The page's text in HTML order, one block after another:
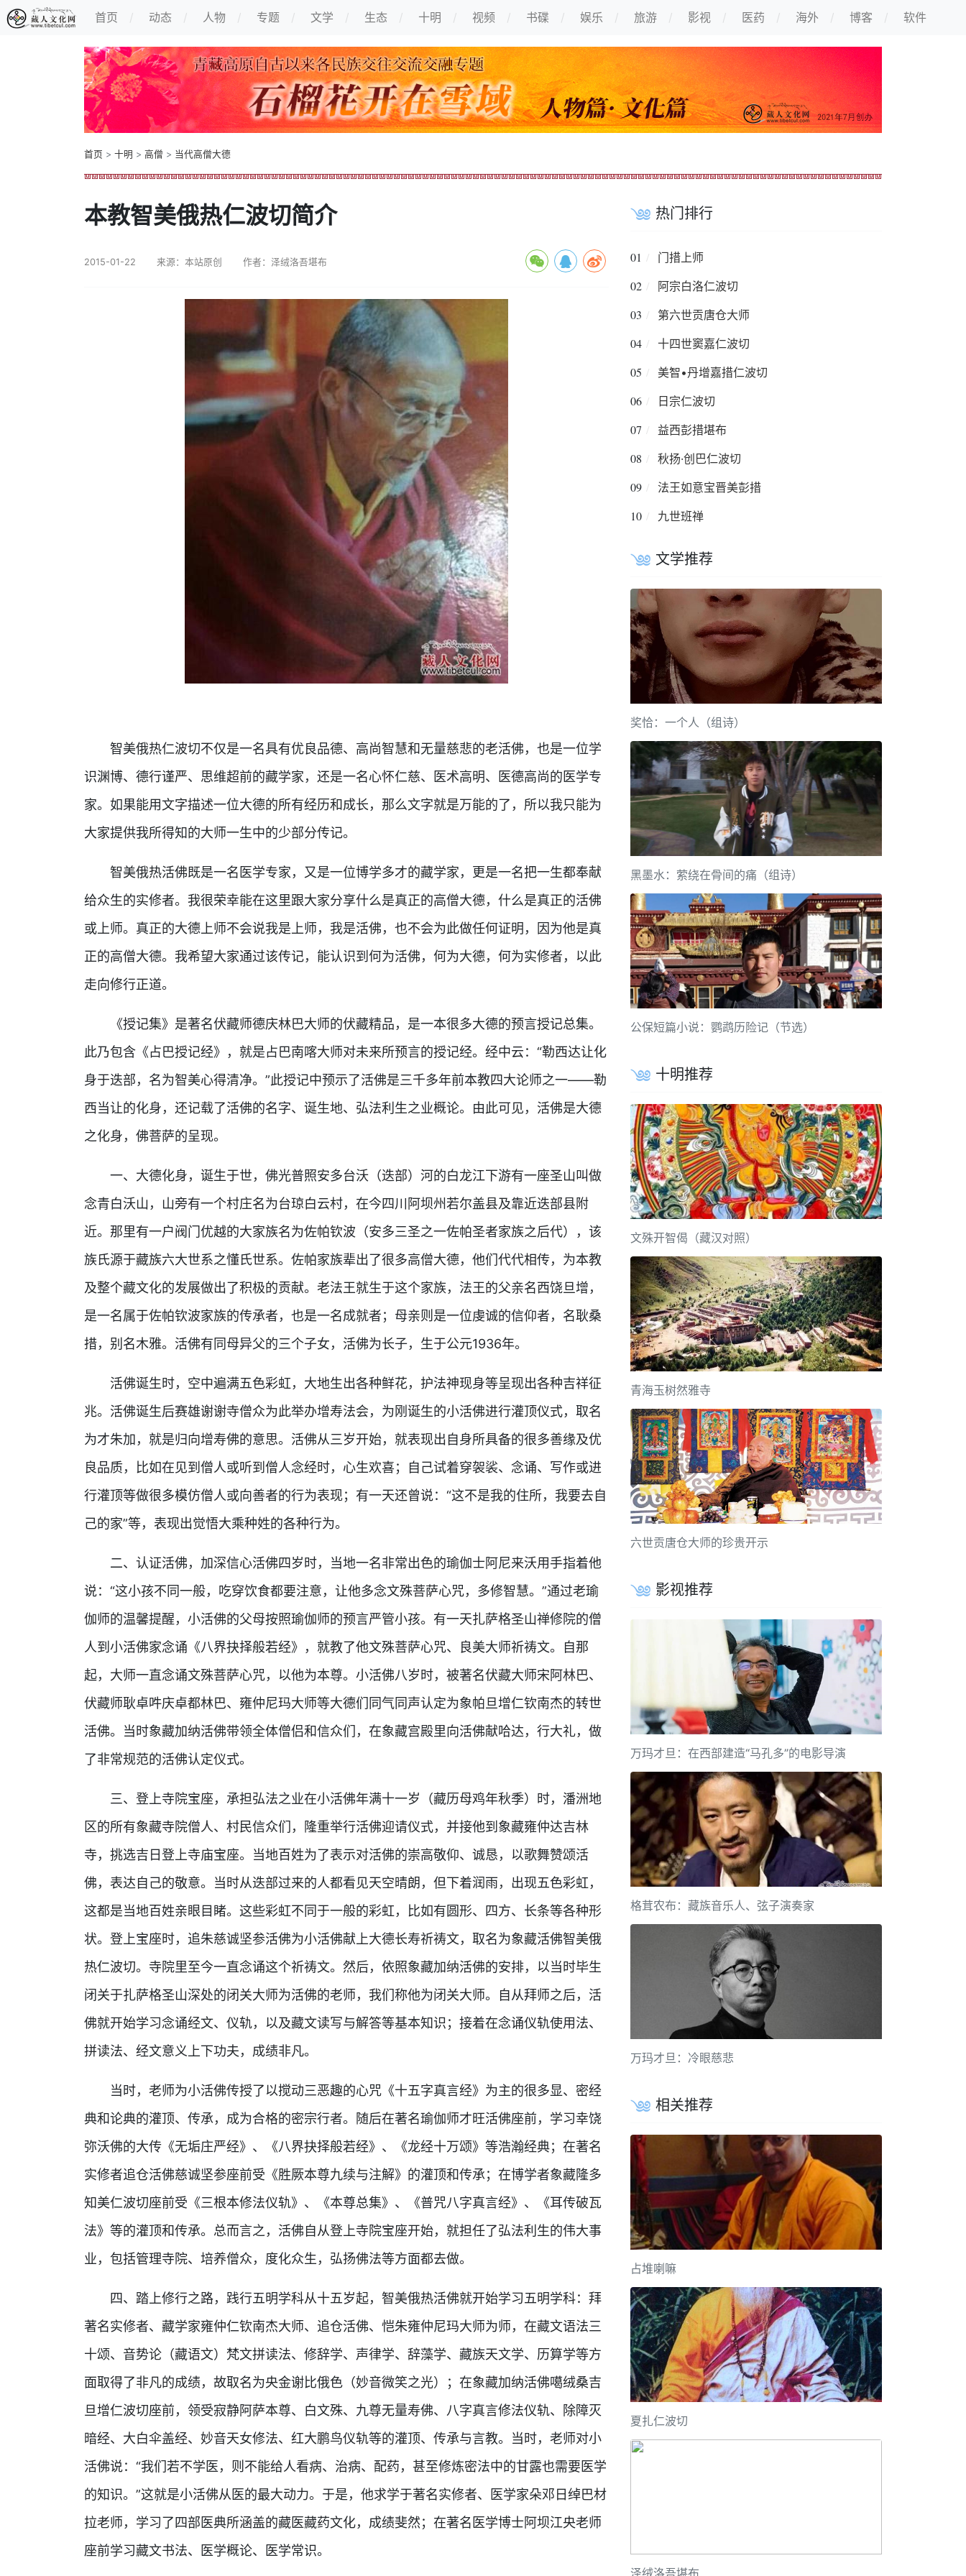
首页 动态 人物 专题 文学 生态 十明 视频 书碟 娱乐 旅游 影视 医药 海外 博客 软件
首页 > 十明 > 高僧 > 当代高僧大德
本教智美俄热仁波切简介
2015-01-22 来源：本站原创 作者：泽绒洛吾堪布
智美俄热仁波切不仅是一名具有优良品德、高尚智慧和无量慈悲的老活佛，也是一位学
识渊博、德行谨严、思维超前的藏学家，还是一名心怀仁慈、医术高明、医德高尚的医学专
家。如果能用文字描述一位大德的所有经历和成长，那么文字就是万能的了，所以我只能为
大家提供我所得知的大师一生中的少部分传记。
智美俄热活佛既是一名医学专家，又是一位博学多才的藏学家，更是一名把一生都奉献
给众生的实修者。我很荣幸能在这里跟大家分享什么是真正的高僧大德，什么是真正的活佛
或上师。真正的大德上师不会说我是上师，我是活佛，也不会为此做任何证明，因为他是真
正的高僧大德。我希望大家通过该传记，能认识到何为活佛，何为大德，何为实修者，以此
走向修行正道。
《授记集》是著名伏藏师德庆林巴大师的伏藏精品，是一本很多大德的预言授记总集。
此乃包含《占巴授记经》，就是占巴南喀大师对未来所预言的授记经。经中云：“勒西达让化
身于迭部，名为智美心得清净。”此授记中预示了活佛是三千多年前本教四大论师之一——勒
西当让的化身，还记载了活佛的名字、诞生地、弘法利生之业概论。由此可见，活佛是大德
之化身，佛菩萨的呈现。
一、大德化身，诞生于世，佛光普照安多台沃（迭部）河的白龙江下游有一座圣山叫做
念青白沃山，山旁有一个村庄名为台琼白云村，在今四川阿坝州若尔盖县及靠近迭部县附
近。那里有一户阀门优越的大家族名为佐帕钦波（安多三圣之一佐帕圣者家族之后代），该
族氏源于藏族六大世系之懂氏世系。佐帕家族辈出了很多高僧大德，他们代代相传，为本教
及整个藏文化的发展做出了积极的贡献。老法王就生于这个家族，法王的父亲名西饶旦增，
是一名属于佐帕钦波家族的传承者，也是一名成就者；母亲则是一位虔诚的信仰者，名耿桑
措，别名木雅。活佛有同母异父的三个子女，活佛为长子，生于公元1936年。
活佛诞生时，空中遍满五色彩虹，大地生出各种鲜花，护法神现身等呈现出各种吉祥征
兆。活佛诞生后赛雄谢谢寺僧众为此举办增寿法会，为刚诞生的小活佛进行灌顶仪式，取名
为才朱加，就是归向增寿佛的意思。活佛从三岁开始，就表现出自身所具备的很多善缘及优
良品质，比如在见到僧人或听到僧人念经时，心生欢喜；自己试着穿袈裟、念诵、写作或进
行灌顶等做很多模仿僧人或向善者的行为表现；有一天还曾说：“这不是我的住所，我要去自
己的家”等，表现出觉悟大乘种姓的各种行为。
二、认证活佛，加深信心活佛四岁时，当地一名非常出色的瑜伽士阿尼来沃用手指着他
说：“这小孩不同一般，吃穿饮食都要注意，让他多念文殊菩萨心咒，多修智慧。”通过老瑜
伽师的温馨提醒，小活佛的父母按照瑜伽师的预言严管小孩。有一天扎萨格圣山禅修院的僧
人到小活佛家念诵《八界抉择般若经》，就教了他文殊菩萨心咒、良美大师祈祷文。自那
起，大师一直念诵文殊菩萨心咒，以他为本尊。小活佛八岁时，被著名伏藏大师宋阿林巴、
伏藏师耿卓吽庆卓都林巴、雍仲尼玛大师等大德们同气同声认定为象帕旦增仁钦南杰的转世
活佛。当时象藏加纳活佛带领全体僧侣和信众们，在象藏宫殿里向活佛献哈达，行大礼，做
了非常规范的活佛认定仪式。
三、登上寺院宝座，承担弘法之业在小活佛年满十一岁（藏历母鸡年秋季）时，潘洲地
区的所有象藏寺院僧人、村民信众们，隆重举行活佛迎请仪式，并接他到象藏雍仲达吉林
寺，挑选吉日登上寺庙宝座。当地百姓为了表示对活佛的崇高敬仰、诚恳，以歌舞赞颂活
佛，表达自己的敬意。当时从迭部过来的人都看见天空晴朗，但下着润雨，出现五色彩虹，
这都是当地百姓亲眼目睹。这些彩虹不同于一般的彩虹，比如有圆形、四方、长条等各种形
状。登上宝座时，追朱慈诚坚参活佛为小活佛献上大德长寿祈祷文，取名为象藏活佛智美俄
热仁波切。寺院里至今一直念诵这个祈祷文。然后，依照象藏加纳活佛的安排，以当时毕生
闭关于扎萨格圣山深处的闭关大师为活佛的老师，我们称他为闭关大师。自从拜师之后，活
佛就开始学习念诵经文、仪轨，以及藏文读写与解答等基本知识；接着在念诵仪轨使用法、
拼读法、经文意义上下功夫，成绩非凡。
当时，老师为小活佛传授了以搅动三恶趣的心咒《十五字真言经》为主的很多显、密经
典和论典的灌顶、传承，成为合格的密宗行者。随后在著名瑜伽师才旺活佛座前，学习幸饶
弥沃佛的大传《无垢庄严经》、《八界抉择般若经》、《龙经十万颂》等浩瀚经典；在著名
实修者追仓活佛慈诚坚参座前受《胜厥本尊九续与注解》的灌顶和传承；在博学者象藏隆多
知美仁波切座前受《三根本修法仪轨》、《本尊总集》、《普咒八字真言经》、《耳传破瓦
法》等的灌顶和传承。总而言之，活佛自从登上寺院宝座开始，就担任了弘法利生的伟大事
业，包括管理寺院、培养僧众，度化众生，弘扬佛法等方面都去做。
四、踏上修行之路，践行五明学科从十五岁起，智美俄热活佛就开始学习五明学科：拜
著名实修者、藏学家雍仲仁钦南杰大师、追仓活佛、恺朱雍仲尼玛大师为师，在藏文语法三
十颂、音势论（藏语文）梵文拼读法、修辞学、声律学、辞藻学、藏族天文学、历算学等方
面取得了非凡的成绩，故取名为央金谢比俄色（妙音微笑之光）；在象藏加纳活佛噶绒桑吉
旦增仁波切座前，领受寂静阿萨本尊、白文殊、九尊无量寿佛、八字真言修法仪轨、除障灭
暗经、大白伞盖经、妙音天女修法、红大鹏鸟仪轨等的灌顶、传承与言教。当时，老师对小
活佛说：“我们若不学医，则不能给人看病、治病、配药，甚至修炼密法中的甘露也需要医学
的知识。”这就是小活佛从医的最大动力。于是，他求学于著名实修者、医学家朵邓日绰巴材
拉老师，学习了四部医典所涵盖的藏医藏药文化，成绩斐然；在著名医学博士阿坝江央老师
座前学习藏文书法、医学概论、医学常识。
热门排行
01 门措上师
02 阿宗白洛仁波切
03 第六世贡唐仓大师
04 十四世窦嘉仁波切
05 美智•丹增嘉措仁波切
06 日宗仁波切
07 益西彭措堪布
08 秋扬·创巴仁波切
09 法王如意宝晋美彭措
10 九世班禅
文学推荐
奖恰：一个人（组诗）
黑墨水：萦绕在骨间的痛（组诗）
公保短篇小说：鹦鹉历险记（节选）
十明推荐
文殊开智偈（藏汉对照）
青海玉树然雅寺
六世贡唐仓大师的珍贵开示
影视推荐
万玛才旦：在西部建造“马孔多”的电影导演
格茸农布：藏族音乐人、弦子演奏家
万玛才旦：冷眼慈悲
相关推荐
占堆喇嘛
夏扎仁波切
泽绒洛吾堪布